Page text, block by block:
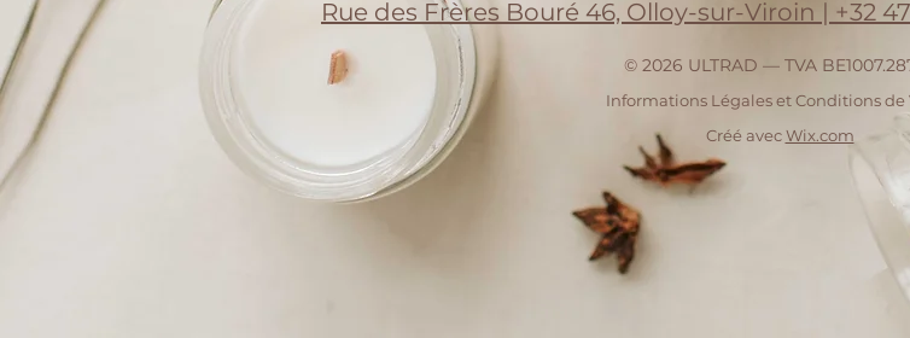
Rue des Frères Bouré 46, Olloy-sur-Viroin | +32
© 2026 ULTRAD — TVA
Informations Légales et Conditions de
Créé avecWix.com